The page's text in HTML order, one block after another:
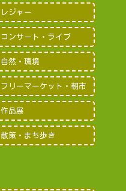
レジャー
コンサート・ライブ
自然・環境
フリーマーケット・朝市
作品展
散策・まち歩き